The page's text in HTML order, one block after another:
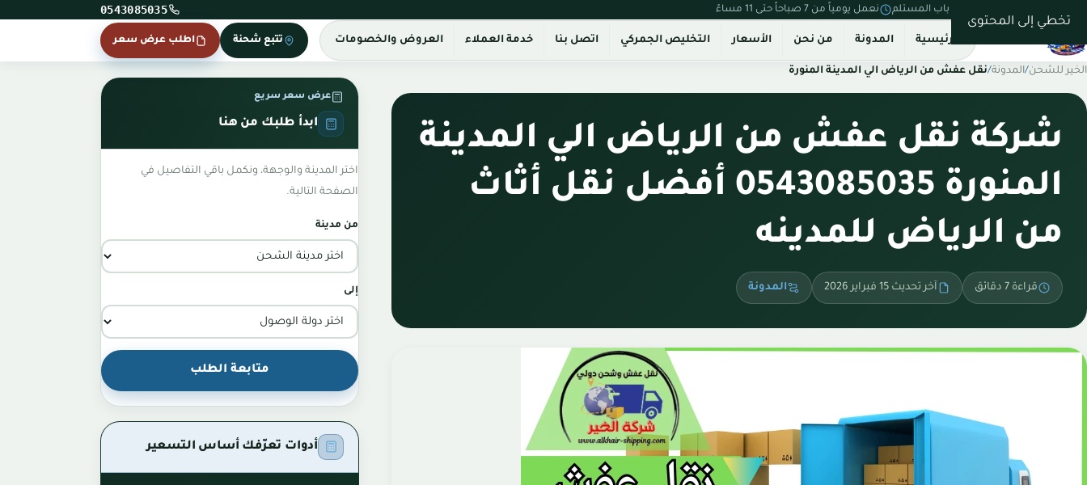
تخطي إلى المحتوى
نستلم من بيتك ونسلّم على باب المستلم نعمل يومياً من 7 صباحاً حتى 11 مساءً 0543085035
الرئيسية المدونة من نحن الأسعار التخليص الجمركي اتصل بنا خدمة العملاء العروض والخصومات تتبع شحنة اطلب عرض سعر
الخير للشحن/المدونة/نقل عفش من الرياض الي المدينة المنورة
شركة نقل عفش من الرياض الي المدينة
المنورة 0543085035 أفضل نقل أثاث
من الرياض للمدينه
قراءة 7 دقائق آخر تحديث 15 فبراير 2026 المدونة
عرض سعر سريع
ابدأ طلبك من هنا
اختر المدينة والوجهة، ونكمل باقي التفاصيل في
الصفحة التالية.
من مدينة
إلى
متابعة الطلب
أدوات تعرّفك أساس التسعير